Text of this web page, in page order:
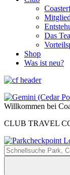
Das
Shop
Was ist neu?
Willkommen bei
CLUB TRAVEL